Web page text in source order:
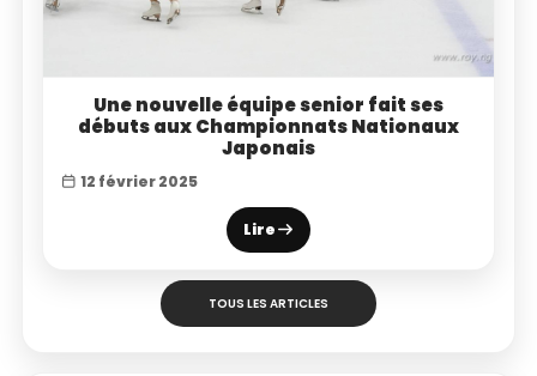
Une nouvelle équipe senior fait ses
débuts aux Championnats Nationaux
Japonais
12 février 2025
Lire
TOUS LES ARTICLES